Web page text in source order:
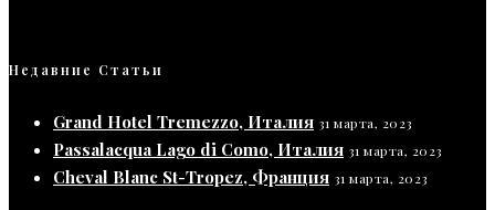
Недавние Статьи
Grand Hotel Tremezzo, Италия 31 марта, 2023
Passalacqua Lago di Como, Италия 31 марта, 2023
Cheval Blanc St-Tropez, Франция 31 марта, 2023